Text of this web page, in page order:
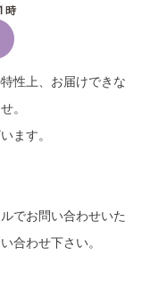
性上、お届けできな
。
ます。
でお問い合わせいた
合わせ下さい。